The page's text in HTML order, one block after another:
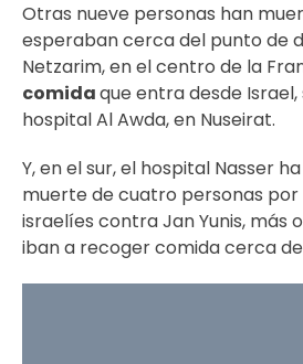
Otras nueve personas han
esperaban cerca del punto de
Netzarim, en el centro de la
comidaque entra desde
hospital Al Awda, en Nuseirat.
Y, en el sur, el hospital Nasser
muerte de cuatro personas
israelíes contra Jan Yunis, más
iban a recoger comida cerca